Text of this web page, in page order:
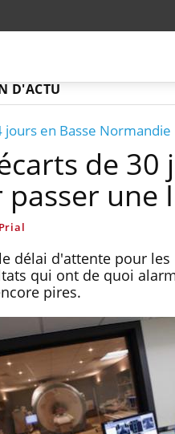
D'ACTU
jours en Basse Normandie
de
une
délai d'attente pour
qui ont de quoi
pires.